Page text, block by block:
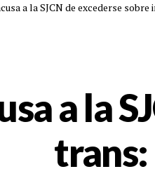
a la SJCN de excederse
a la